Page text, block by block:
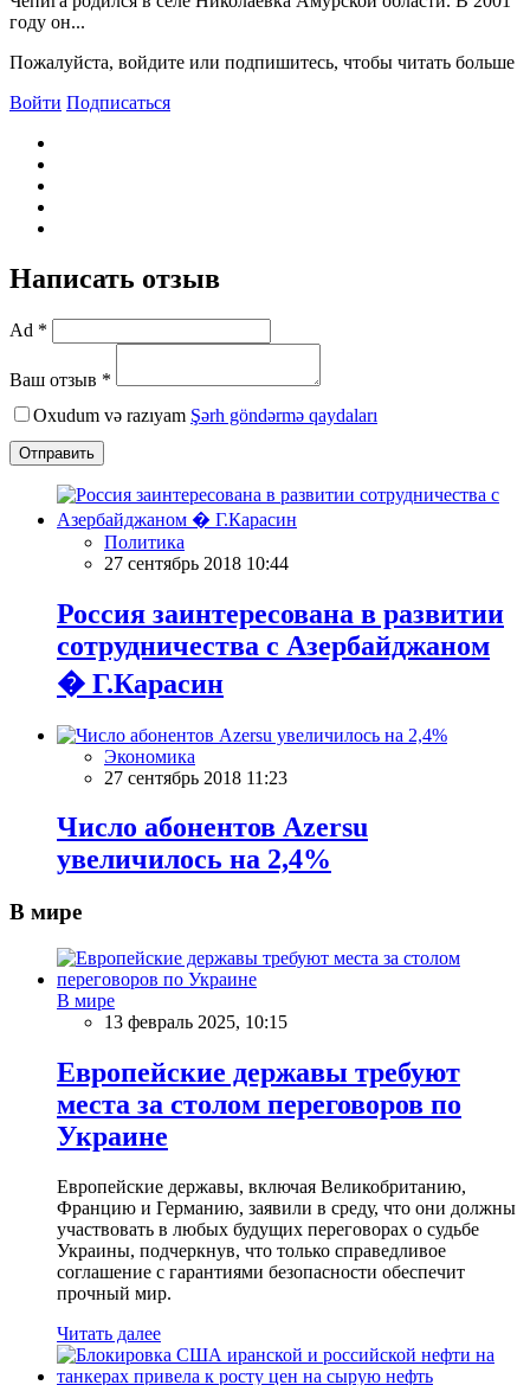
году он...
Пожалуйста, войдите или подпишитесь, чтобы читать больше
Войти Подписаться
Написать отзыв
Ad *
Ваш отзыв *
Oxudum və razıyam Şərh göndərmə qaydaları
Отправить
Политика
27 сентябрь 2018 10:44
Россия заинтересована в развитии
сотрудничества с Азербайджаном
� Г.Карасин
Экономика
27 сентябрь 2018 11:23
Число абонентов Azersu
увеличилось на 2,4%
В мире
В мире
13 февраль 2025, 10:15
Европейские державы требуют
места за столом переговоров по
Украине
Европейские державы, включая Великобританию,
Францию и Германию, заявили в среду, что они должны
участвовать в любых будущих переговорах о судьбе
Украины, подчеркнув, что только справедливое
соглашение с гарантиями безопасности обеспечит
прочный мир.
Читать далее